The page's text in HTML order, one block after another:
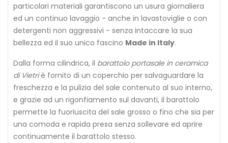
particolari materiali garantiscono un usura giornaliera
ed un continuo lavaggio - anche in lavastoviglie o con
detergenti non aggressivi - senza intaccare la sua
bellezza ed il suo unico fascino Made in Italy.
Dalla forma cilindrica, il barattolo portasale in ceramica
di Vietriè fornito di un coperchio per salvaguardare la
freschezza e la pulizia del sale contenuto al suo interno,
e grazie ad un rigonfiamento sul davanti, il barattolo
permette la fuoriuscita del sale grosso o fino che sia per
una comoda e rapida presa senza sollevare ed aprire
continuamente il barattolo stesso.